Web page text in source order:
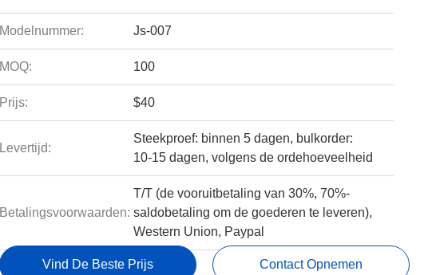
Modelnummer: Js-007
MOQ: 100
Prijs: $40
Levertijd:
Steekproef: binnen 5 dagen, bulkorder:
10-15 dagen, volgens de ordehoeveelheid
Betalingsvoorwaarden:
T/T (de vooruitbetaling van 30%, 70%-
saldobetaling om de goederen te leveren),
Western Union, Paypal
Vind De Beste Prijs Contact Opnemen